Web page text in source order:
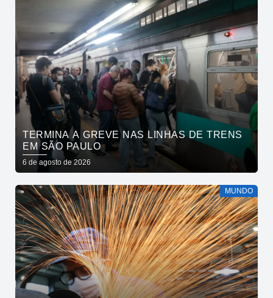
TERMINA A GREVE NAS LINHAS DE TRENS
EM SÃO PAULO
6 de agosto de 2026
MUNDO